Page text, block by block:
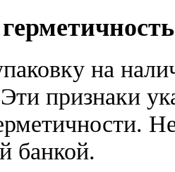
на
признаки
банкой.